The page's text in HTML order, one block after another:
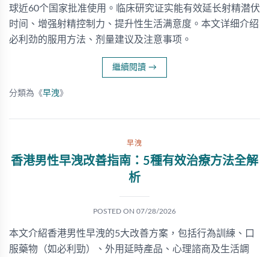
球近60个国家批准使用。临床研究证实能有效延长射精潜伏
时间、增强射精控制力、提升性生活满意度。本文详细介绍
必利劲的服用方法、剂量建议及注意事项。
繼續閱讀 →
分類為《早洩》
早洩
香港男性早洩改善指南：5種有效治療方法全解
析
POSTED ON 07/28/2026
本文介紹香港男性早洩的5大改善方案，包括行為訓練、口
服藥物（如必利勁）、外用延時產品、心理諮商及生活調